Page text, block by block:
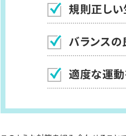
規則正し
バランス
適度な運